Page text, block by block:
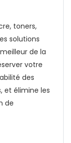
toners,
solutions
de la
votre
des
et élimine les
de